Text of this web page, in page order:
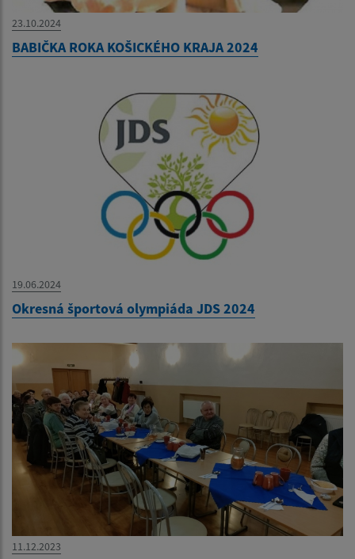
23.10.2024
BABIČKA ROKA KOŠICKÉHO KRAJA 2024
19.06.2024
Okresná športová olympiáda JDS 2024
11.12.2023